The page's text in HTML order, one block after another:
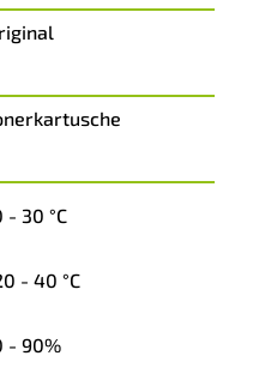
- 30 °C
- 40 °C
- 90%